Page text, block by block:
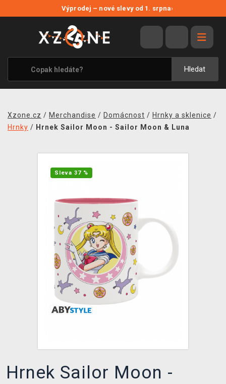
Výprodej – nové slevy od 1. srpna›
Hledat
VÝPRODEJ
VIDEOHRY
XZONE ORIGINALS
TÉMATIKY
MERCHANDISE
XZONE KLUB
TCG & BOARDGAME HUB
VÝKUP HER (BAZAR)
Xzone.cz / Merchandise / Domácnost / Hrnky a sklenice /
Hrnky / Hrnek Sailor Moon - Sailor Moon & Luna
Sleva 37 %
Hrnek Sailor Moon -